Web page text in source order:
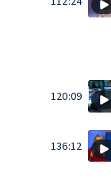
120:09
136:12